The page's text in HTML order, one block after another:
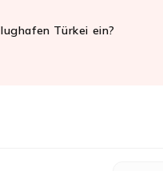
Türkei ein?